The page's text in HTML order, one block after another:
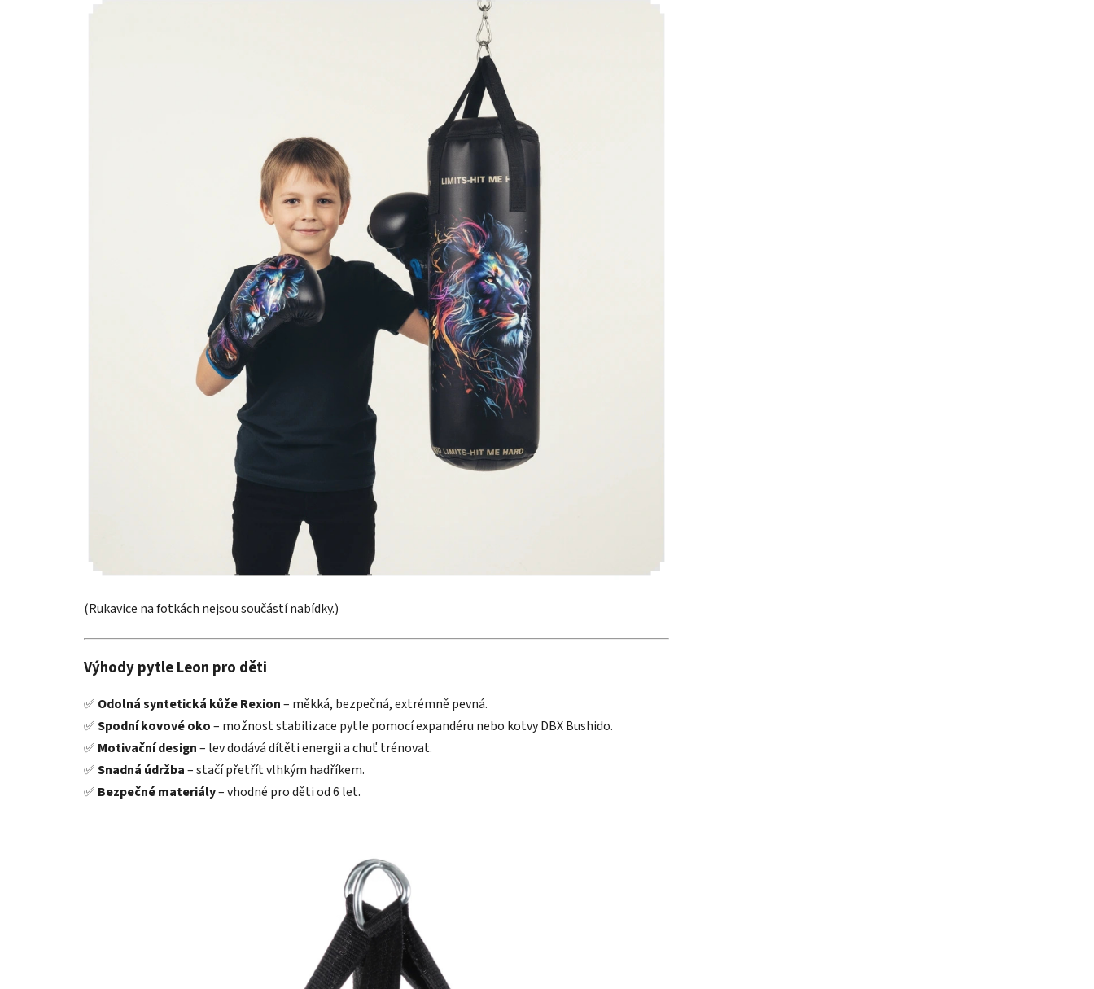
(Rukavice na fotkách nejsou součástí nabídky.)
Výhody pytle Leon pro děti
✅ Odolná syntetická kůže Rexion– měkká, bezpečná, extrémně pevná.
✅Spodní kovové oko– možnost stabilizace pytle pomocí expandéru nebo kotvy DBX Bushido.
✅ Motivační design– lev dodává dítěti energii a chuť trénovat.
✅Snadná údržba– stačí přetřít vlhkým hadříkem.
✅ Bezpečné materiály– vhodné pro děti od 6 let.